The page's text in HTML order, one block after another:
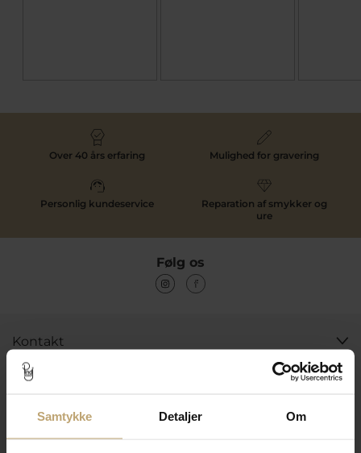
Samtykke Detaljer Om
Over 40 års erfaring Mulighed for gravering
Personlig kundeservice
Reparation af smykker og
ure
Følg os
Kontakt
Åbningstider I Butikken
Praktiske Sider